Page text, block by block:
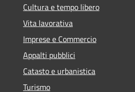
Cultura e tempo libero
Vita lavorativa
Imprese e Commercio
Appalti pubblici
Catasto e urbanistica
Turismo